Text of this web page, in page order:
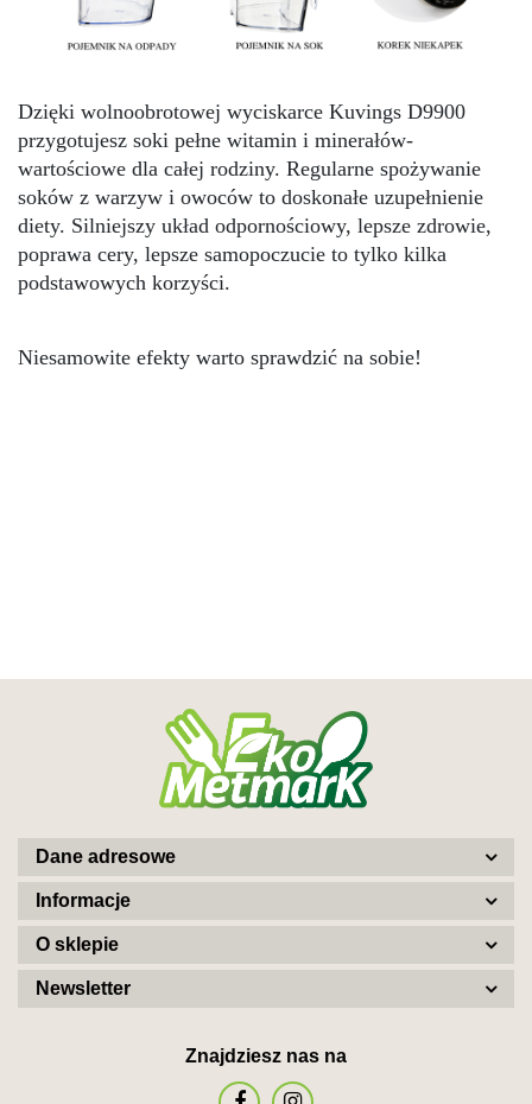
Dzięki wolnoobrotowej wyciskarce Kuvings D9900
przygotujesz soki pełne witamin i minerałów-
wartościowe dla całej rodziny. Regularne spożywanie
soków z warzyw i owoców to doskonałe uzupełnienie
diety. Silniejszy układ odpornościowy, lepsze zdrowie,
poprawa cery, lepsze samopoczucie to tylko kilka
podstawowych korzyści.
Niesamowite efekty warto sprawdzić na sobie!
Dane adresowe
Informacje
O sklepie
Newsletter
Znajdziesz nas na